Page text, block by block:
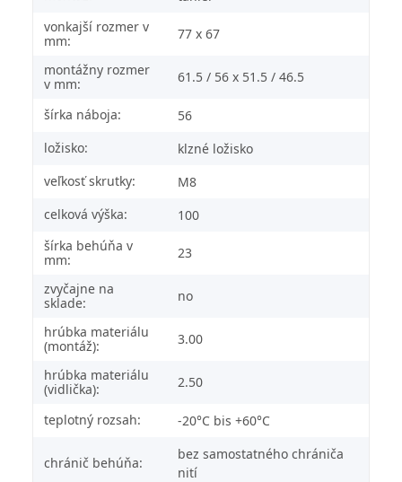
vonkajší rozmer v
mm:
77 x 67
montážny rozmer
v mm:
61.5 / 56 x 51.5 / 46.5
šírka náboja:
56
ložisko:
klzné ložisko
veľkosť skrutky:
M8
celková výška:
100
šírka behúňa v
mm:
23
zvyčajne na
sklade:
no
hrúbka materiálu
(montáž):
3.00
hrúbka materiálu
(vidlička):
2.50
teplotný rozsah: -20°C bis +60°C
chránič behúňa:
bez samostatného chrániča
nití